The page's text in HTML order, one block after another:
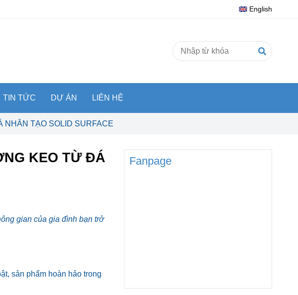
English
TIN TỨC DỰ ÁN LIÊN HỆ
NHÂN TẠO SOLID SURFACE
KEO TỪ ĐÁ
gian của gia đình bạn trở
sản phẩm hoàn hảo trong
Fanpage